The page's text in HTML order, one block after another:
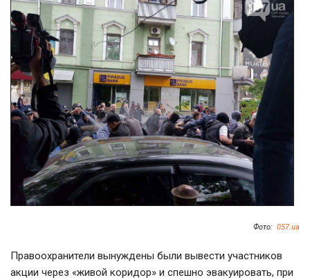
Фото: 057.ua
Правоохранители вынуждены были вывести участников
акции через «живой коридор» и спешно эвакуировать, при